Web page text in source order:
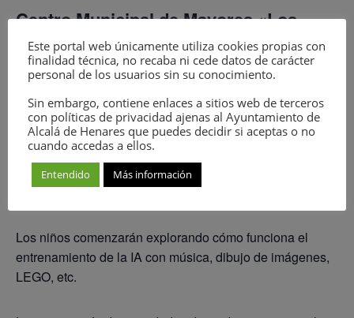
Centro Municipal de Mayores «Los
Pinos» Rda. Padre Soler, Alcalá de
Henares, Madrid, España
EDAD DE 6 A 12 AÑOS
Compañía que lo realiza: ARGANBOT
Durante las navidades 2024/2025 vamos a
realizar un emocionante taller, en él
Los niños comenzarán explorando cómo funciona el
entrenamiento de la IA con música, dibujo de imágenes,
LEGO, etc.
Este portal web únicamente utiliza cookies propias con
finalidad técnica, no recaba ni cede datos de carácter
personal de los usuarios sin su conocimiento.
Sin embargo, contiene enlaces a sitios web de terceros
con políticas de privacidad ajenas al Ayuntamiento de
Alcalá de Henares que puedes decidir si aceptas o no
cuando accedas a ellos.
Entendido Más información